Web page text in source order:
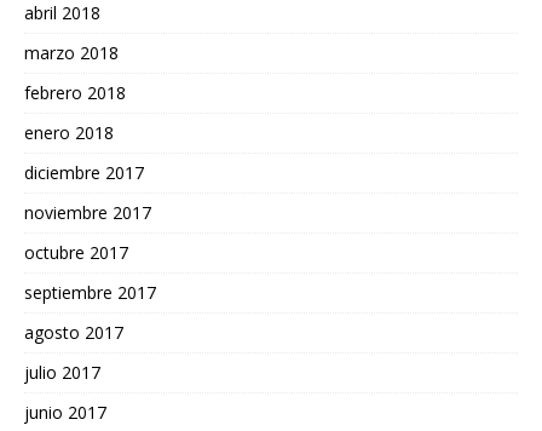
abril 2018
marzo 2018
febrero 2018
enero 2018
diciembre 2017
noviembre 2017
octubre 2017
septiembre 2017
agosto 2017
julio 2017
junio 2017